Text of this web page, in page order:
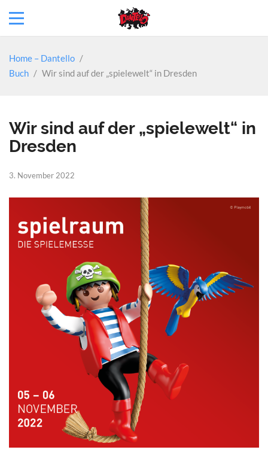
Home – Dantello /
Buch / Wir sind auf der „spielewelt“ in Dresden
Wir sind auf der „spielewelt“ in
Dresden
3. November 2022